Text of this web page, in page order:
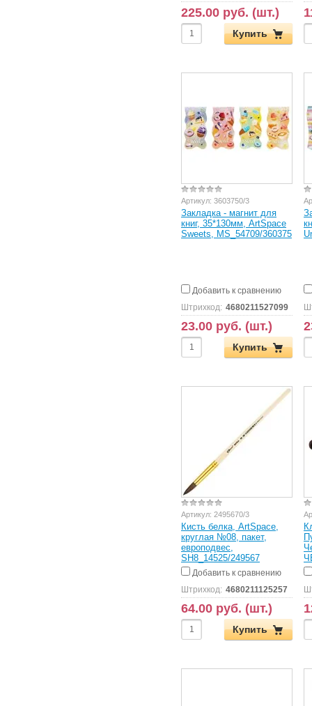
225.00 руб. (шт.)
Купить
Артикул: 3603750/3
Закладка - магнит для
книг, 35*130мм, ArtSpace
Sweets, MS_54709/360375
Добавить к сравнению
Штрихкод: 4680211527099
23.00 руб. (шт.)
Купить
Артикул: 2495670/3
Кисть белка, ArtSpace,
круглая №08, пакет,
европодвес,
SH8_14525/249567
Добавить к сравнению
Штрихкод: 4680211125257
64.00 руб. (шт.)
Купить